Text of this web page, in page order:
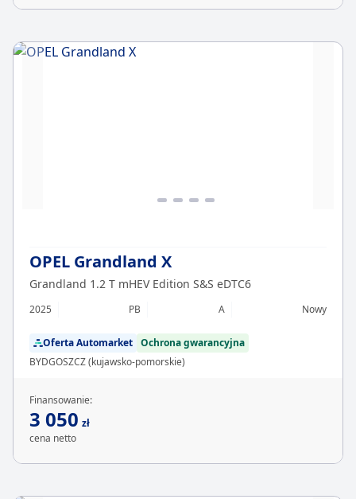
OPEL Grandland X
Grandland 1.2 T mHEV Edition S&S eDTC6
2025 PB A Nowy
Oferta Automarket Ochrona gwarancyjna
BYDGOSZCZ (kujawsko-pomorskie)
Finansowanie:
3 050 zł
cena netto